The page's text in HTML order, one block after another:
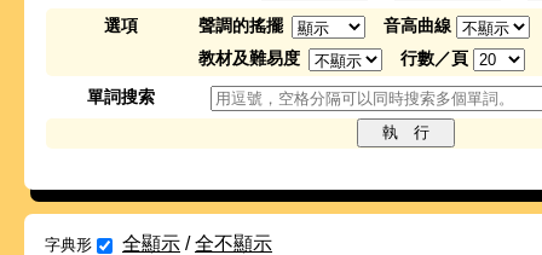
選項
聲調的搖擺
音高曲線
教材及難易度
行數／頁
單詞搜索
字典形 全顯示 /全不顯示